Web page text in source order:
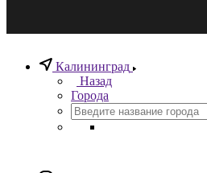
Калининград
Назад
Города